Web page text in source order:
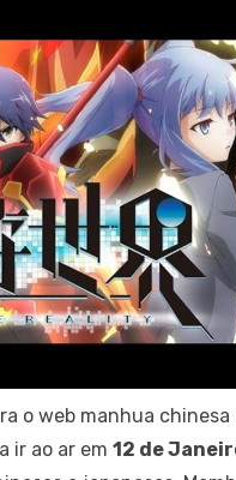
o web manhua
ir ao ar em 12 de